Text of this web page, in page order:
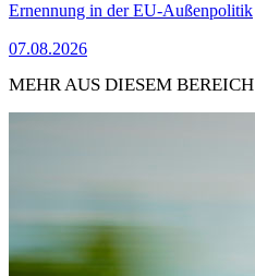
Ernennung in der EU-Außenpolitik
07.08.2026
MEHR AUS DIESEM BEREICH